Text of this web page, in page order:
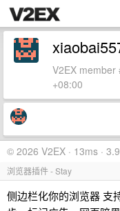
V2EX
+08:00
© 2026 V2EX · 13ms ·
浏览器插件 - Stay
侧边栏化你的浏览器 支